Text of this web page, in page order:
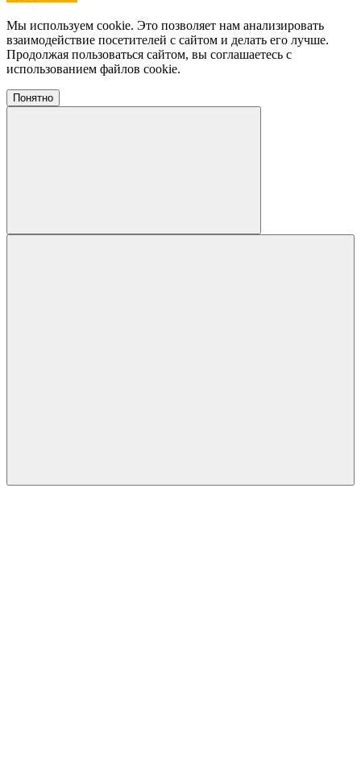
Мы используем cookie. Это позволяет нам анализировать
взаимодействие посетителей с сайтом и делать его лучше.
Продолжая пользоваться сайтом, вы соглашаетесь с
использованием файлов cookie.
Понятно